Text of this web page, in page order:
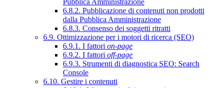
6.8.2. Pubblicazione di contenuti non prodotti
dalla Pubblica Amministrazione
6.8.3. Consenso dei soggetti ritratti
6.9. Ottimizzazione per i motori di ricerca (SEO)
6.9.1. I fattori on-page
6.9.2. I fattori off-page
6.9.3. Strumenti di diagnostica SEO: Search
Console
6.10. Gestire i contenuti